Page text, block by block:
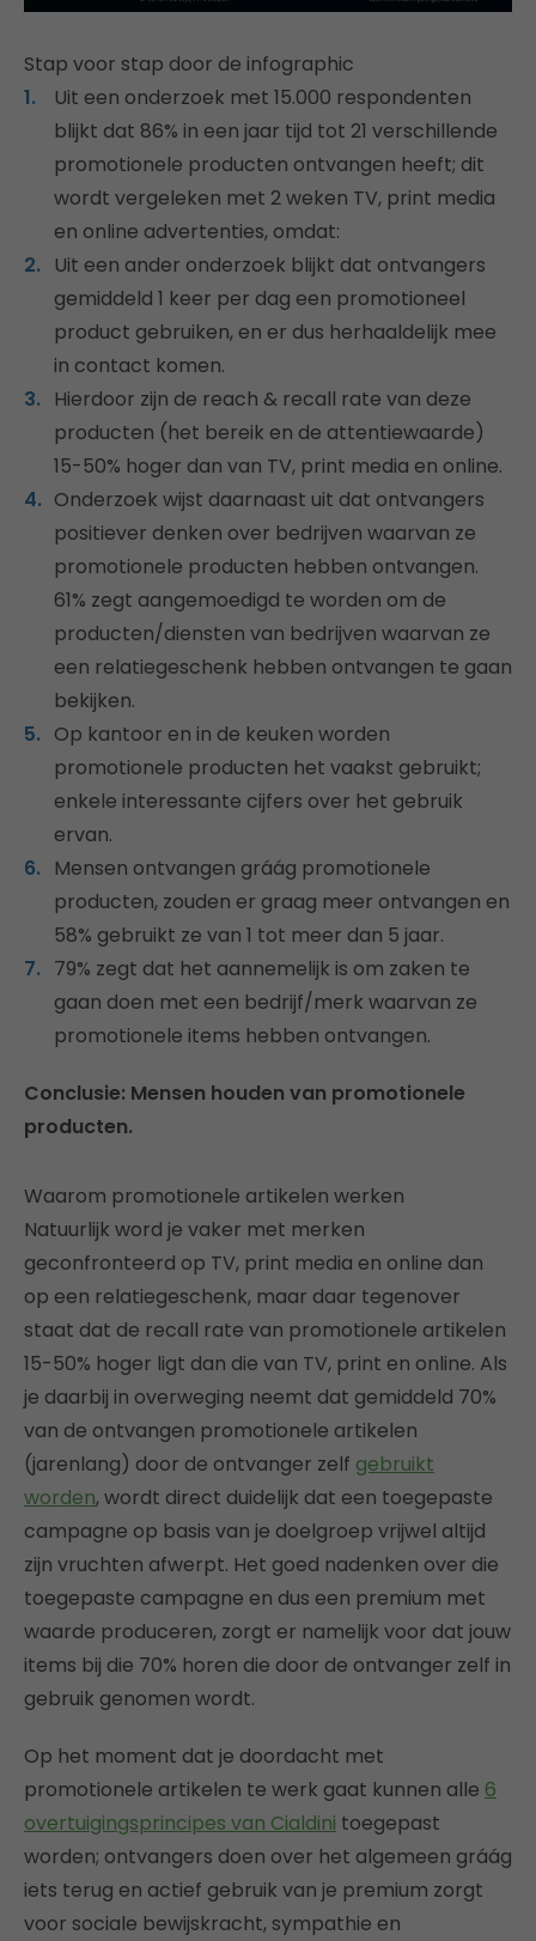
Stap voor stap door de infographic
Uit een onderzoek met 15.000 respondenten
blijkt dat 86% in een jaar tijd tot 21 verschillende
promotionele producten ontvangen heeft; dit
wordt vergeleken met 2 weken TV, print media
en online advertenties, omdat:
Uit een ander onderzoek blijkt dat ontvangers
gemiddeld 1 keer per dag een promotioneel
product gebruiken, en er dus herhaaldelijk mee
in contact komen.
Hierdoor zijn de reach & recall rate van deze
producten (het bereik en de attentiewaarde)
15-50% hoger dan van TV, print media en online.
Onderzoek wijst daarnaast uit dat ontvangers
positiever denken over bedrijven waarvan ze
promotionele producten hebben ontvangen.
61% zegt aangemoedigd te worden om de
producten/diensten van bedrijven waarvan ze
een relatiegeschenk hebben ontvangen te gaan
bekijken.
Op kantoor en in de keuken worden
promotionele producten het vaakst gebruikt;
enkele interessante cijfers over het gebruik
ervan.
Mensen ontvangen gráág promotionele
producten, zouden er graag meer ontvangen en
58% gebruikt ze van 1 tot meer dan 5 jaar.
79% zegt dat het aannemelijk is om zaken te
gaan doen met een bedrijf/merk waarvan ze
promotionele items hebben ontvangen.
Conclusie: Mensen houden van promotionele
producten.
Waarom promotionele artikelen werken
Natuurlijk word je vaker met merken
geconfronteerd op TV, print media en online dan
op een relatiegeschenk, maar daar tegenover
staat dat de recall rate van promotionele artikelen
15-50% hoger ligt dan die van TV, print en online. Als
je daarbij in overweging neemt dat gemiddeld 70%
van de ontvangen promotionele artikelen
(jarenlang) door de ontvanger zelf gebruikt
worden, wordt direct duidelijk dat een toegepaste
campagne op basis van je doelgroep vrijwel altijd
zijn vruchten afwerpt. Het goed nadenken over die
toegepaste campagne en dus een premium met
waarde produceren, zorgt er namelijk voor dat jouw
items bij die 70% horen die door de ontvanger zelf in
gebruik genomen wordt.
Op het moment dat je doordacht met
promotionele artikelen te werk gaat kunnen alle 6
overtuigingsprincipes van Cialdini toegepast
worden; ontvangers doen over het algemeen gráág
iets terug en actief gebruik van je premium zorgt
voor sociale bewijskracht, sympathie en